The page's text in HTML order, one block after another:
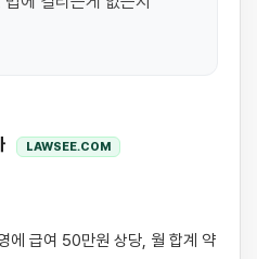
LAWSEE.COM